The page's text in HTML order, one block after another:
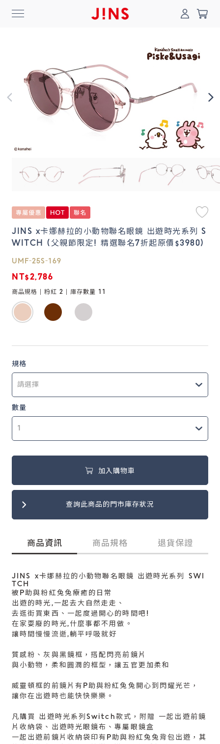
登入/註冊 門市一覽 我的最愛
最新消息
Collection
Online Shop
鏡片說明
Lens
常見問題
FAQ
0
JINS x卡娜赫拉的小動物聯名眼鏡 出遊時光系列 S
WITCH (父親節限定! 精選聯名7折起原價$3980)
UMF-25S-169
NT$2,786
商品規格 | 粉紅 2 | 庫存數量 11
規格
數量
加入購物車
查詢此商品的門市庫存狀況
商品資訊 商品規格 退貨保證
JINS x卡娜赫拉的小動物聯名眼鏡 出遊時光系列 SWI
TCH
被P助與粉紅兔兔療癒的日常
出遊的時光,一起去大自然走走、
去逛街買東西、一起度過開心的時間吧!
在家耍廢的時光,什麼事都不用做。
讓時間慢慢流逝,躺平呼吸就好
質感粉、灰與黑鏡框，搭配閃亮前鏡片
與小動物，柔和圓潤的框型，讓五官更加柔和
威靈頓框的前鏡片有P助與粉紅兔兔開心到閃耀光芒，
讓你在出遊時也能快快樂樂。
凡購買 出遊時光系列Switch款式，附贈 一起出遊前鏡
片收納袋、出遊時光眼鏡布、專屬眼鏡盒
一起出遊前鏡片收納袋印有P助與粉紅兔兔背包出遊，其